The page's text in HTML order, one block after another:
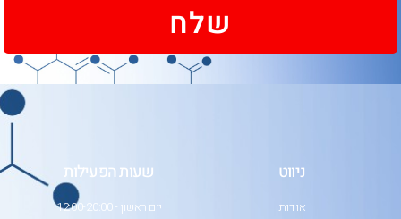
שלח
ניווט
אודות
שעות הפעילות
יום ראשון - 12:00-20:00